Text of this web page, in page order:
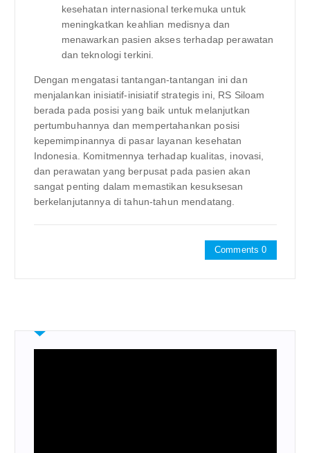
kesehatan internasional terkemuka untuk
meningkatkan keahlian medisnya dan
menawarkan pasien akses terhadap perawatan
dan teknologi terkini.
Dengan mengatasi tantangan-tantangan ini dan
menjalankan inisiatif-inisiatif strategis ini, RS Siloam
berada pada posisi yang baik untuk melanjutkan
pertumbuhannya dan mempertahankan posisi
kepemimpinannya di pasar layanan kesehatan
Indonesia. Komitmennya terhadap kualitas, inovasi,
dan perawatan yang berpusat pada pasien akan
sangat penting dalam memastikan kesuksesan
berkelanjutannya di tahun-tahun mendatang.
Comments 0